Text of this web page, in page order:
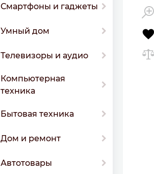
Смартфоны и гаджеты
Умный дом
Телевизоры и аудио
Компьютерная
техника
Бытовая техника
Дом и ремонт
Автотовары